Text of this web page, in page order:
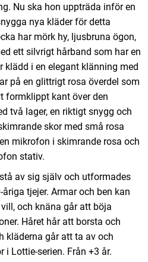
Nu ska hon uppträda inför en
nya kläder för detta
har mörk hy, ljusbruna ögon,
ett silvrigt hårband som har en
klädd i en elegant klänning med
på en glittrigt rosa överdel som
formklippt kant över den
två lager, en riktigt snygg och
skor med små rosa
mikrofon i skimrande rosa och
stativ.
av sig själv och utformades
tjejer. Armar och ben kan
och knäna går att böja
Håret hår att borsta och
kläderna går att ta av och
Lottie-serien. Från +3 år.